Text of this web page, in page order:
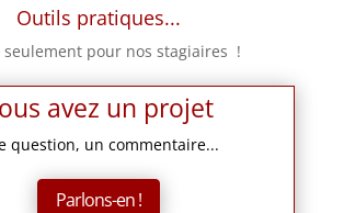
Outils pratiques...
seulement pour nos stagiaires !
avez un projet
question, un commentaire...
Parlons-en !